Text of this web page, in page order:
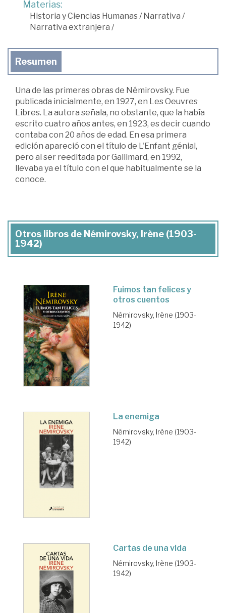
Materias:
Historia y Ciencias Humanas/Narrativa /
Narrativa extranjera /
Resumen
Una de las primeras obras de Némirovsky. Fue
publicada inicialmente, en 1927, en Les Oeuvres
Libres. La autora señala, no obstante, que la había
escrito cuatro años antes, en 1923, es decir cuando
contaba con 20 años de edad. En esa primera
edición apareció con el título de L'Enfant génial,
pero al ser reeditada por Gallimard, en 1992,
llevaba ya el título con el que habitualmente se la
conoce.
Otros libros de Némirovsky, Irène (1903-
1942)
Fuimos tan felices y
otros cuentos
Némirovsky, Irène (1903-
1942)
La enemiga
Némirovsky, Irène (1903-
1942)
Cartas de una vida
Némirovsky, Irène (1903-
1942)